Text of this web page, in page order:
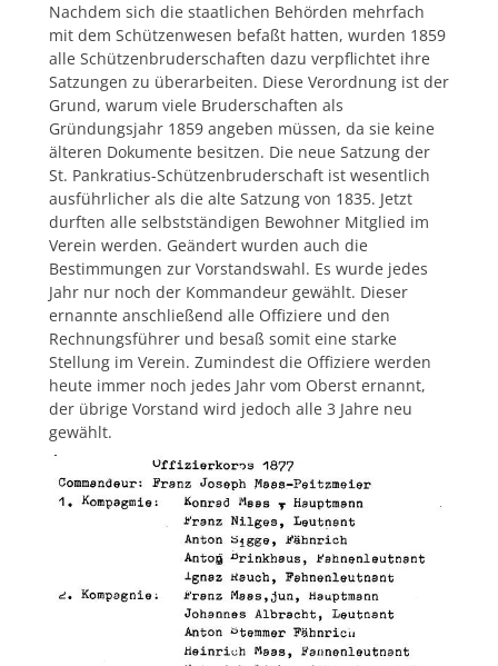
Nachdem sich die staatlichen Behörden mehrfach
mit dem Schützenwesen befaßt hatten, wurden 1859
alle Schützenbruderschaften dazu verpflichtet ihre
Satzungen zu überarbeiten. Diese Verordnung ist der
Grund, warum viele Bruderschaften als
Gründungsjahr 1859 angeben müssen, da sie keine
älteren Dokumente besitzen. Die neue Satzung der
St. Pankratius-Schützenbruderschaft ist wesentlich
ausführlicher als die alte Satzung von 1835. Jetzt
durften alle selbstständigen Bewohner Mitglied im
Verein werden. Geändert wurden auch die
Bestimmungen zur Vorstandswahl. Es wurde jedes
Jahr nur noch der Kommandeur gewählt. Dieser
ernannte anschließend alle Offiziere und den
Rechnungsführer und besaß somit eine starke
Stellung im Verein. Zumindest die Offiziere werden
heute immer noch jedes Jahr vom Oberst ernannt,
der übrige Vorstand wird jedoch alle 3 Jahre neu
gewählt.